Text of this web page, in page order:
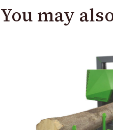
You may